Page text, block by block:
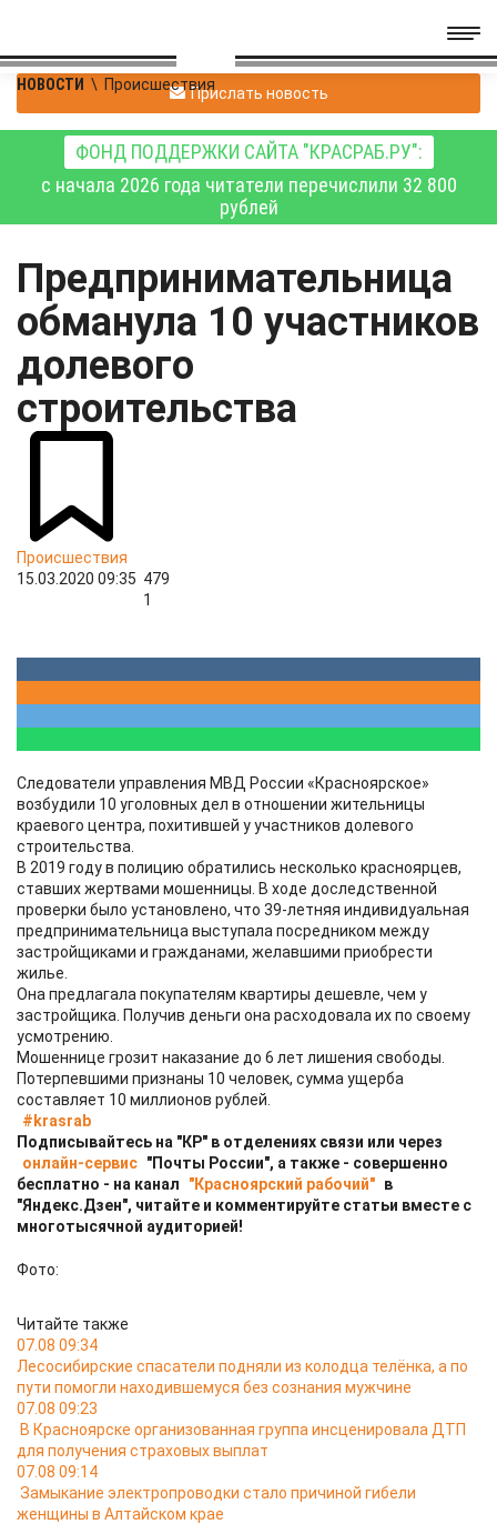
НОВОСТИ \ ПроисшествияПрислать новость
ФОНД ПОДДЕРЖКИ САЙТА "КРАСРАБ.РУ":
с начала 2026 года читатели перечислили 32 800
рублей
Предпринимательница
обманула 10 участников
долевого
строительства
Происшествия
15.03.2020 09:35 479
1
Следователи управления МВД России «Красноярское»
возбудили 10 уголовных дел в отношении жительницы
краевого центра, похитившей у участников долевого
строительства.
В 2019 году в полицию обратились несколько красноярцев,
ставших жертвами мошенницы. В ходе доследственной
проверки было установлено, что 39-летняя индивидуальная
предпринимательница выступала посредником между
застройщиками и гражданами, желавшими приобрести
жилье.
Она предлагала покупателям квартиры дешевле, чем у
застройщика. Получив деньги она расходовала их по своему
усмотрению.
Мошеннице грозит наказание до 6 лет лишения свободы.
Потерпевшими признаны 10 человек, сумма ущерба
составляет 10 миллионов рублей.
#krasrab
Подписывайтесь на "КР" в отделениях связи или через
онлайн-сервис "Почты России", а также - совершенно
бесплатно - на канал
"Красноярский рабочий" в
"Яндекс.Дзен", читайте и комментируйте статьи вместе с
многотысячной аудиторией!
Фото:
Читайте также
07.08 09:34
Лесосибирские спасатели подняли из колодца телёнка, а по
пути помогли находившемуся без сознания мужчине
07.08 09:23
В Красноярске организованная группа инсценировала ДТП
для получения страховых выплат
07.08 09:14
Замыкание электропроводки стало причиной гибели
женщины в Алтайском крае